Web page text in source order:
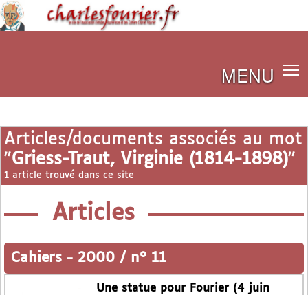
MENU
Articles/documents associés au mot
"Griess-Traut, Virginie (1814-1898)"
1 article trouvé dans ce site
Articles
Cahiers - 2000 / n° 11
Une statue pour Fourier (4 juin